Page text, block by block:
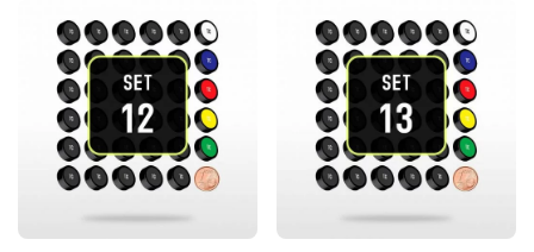
1.30€
through
19.50€